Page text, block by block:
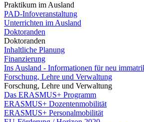
Praktikum im Ausland
PAD-Infoveranstaltung
Unterrichten im Ausland
Doktoranden
Doktoranden
Inhaltliche Planung
Finanzierung
Ins Ausland - Informationen für neu
Forschung, Lehre und Verwaltung
Forschung, Lehre und Verwaltung
Das ERASMUS+ Programm
ERASMUS+ Dozentenmobilität
ERASMUS+ Personalmobilität